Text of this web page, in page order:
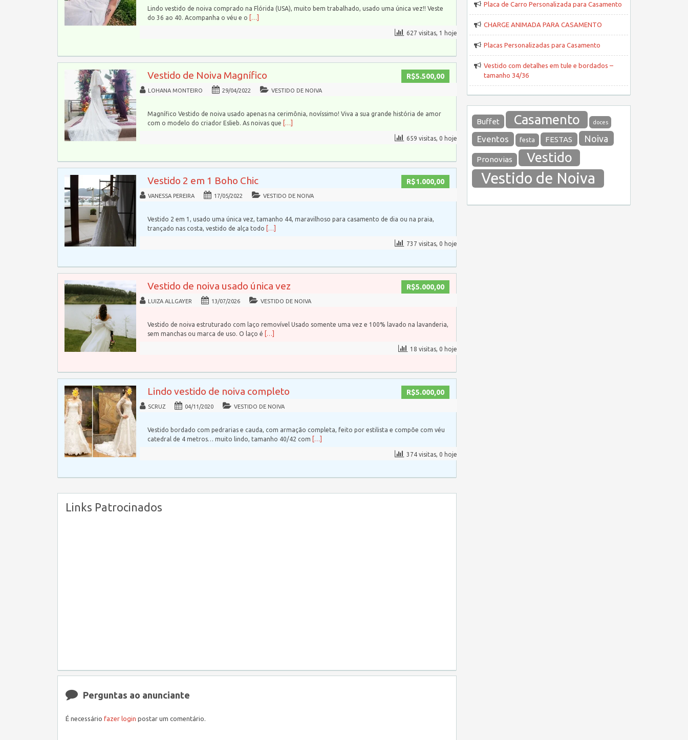
Lindo vestido de noiva comprado na Flórida (USA), muito bem trabalhado, usado uma única vez!! Veste
do 36 ao 40. Acompanha o véu e o […]
627 visitas, 1 hoje
R$5.500,00
Vestido de Noiva Magnífico
LOHANA MONTEIRO 29/04/2022 VESTIDO DE NOIVA
Magnífico Vestido de noiva usado apenas na cerimônia, novíssimo! Viva a sua grande história de amor
com o modelo do criador Eslieb. As noivas que […]
659 visitas, 0 hoje
R$1.000,00
Vestido 2 em 1 Boho Chic
VANESSA PEREIRA 17/05/2022 VESTIDO DE NOIVA
Vestido 2 em 1, usado uma única vez, tamanho 44, maravilhoso para casamento de dia ou na praia,
trançado nas costa, vestido de alça todo […]
737 visitas, 0 hoje
R$5.000,00
Vestido de noiva usado única vez
LUIZA ALLGAYER 13/07/2026 VESTIDO DE NOIVA
Vestido de noiva estruturado com laço removível Usado somente uma vez e 100% lavado na lavanderia,
sem manchas ou marca de uso. O laço é […]
18 visitas, 0 hoje
R$5.000,00
Lindo vestido de noiva completo
SCRUZ 04/11/2020 VESTIDO DE NOIVA
Vestido bordado com pedrarias e cauda, com armação completa, feito por estilista e compõe com véu
catedral de 4 metros… muito lindo, tamanho 40/42 com […]
374 visitas, 0 hoje
Links Patrocinados
Perguntas ao anunciante
É necessário fazer login postar um comentário.
Placa de Carro Personalizada para Casamento
CHARGE ANIMADA PARA CASAMENTO
Placas Personalizadas para Casamento
Vestido com detalhes em tule e bordados –
tamanho 34/36
Buffet Casamento doces
Eventos festa FESTAS Noiva
Pronovias Vestido
Vestido de Noiva